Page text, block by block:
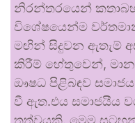
නිරන්තරයෙන්
විශේෂයෙන්ම
මඟින් සිදුවන ඇතැම්
කිරීම් හේතුවෙන්,
ඖෂධ පිළිබඳව
වී ඇත.එය සමාජයීය
තත්වයකි. මෙම